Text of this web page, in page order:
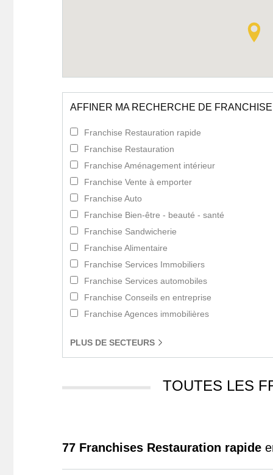
AFFINER MA RECHERCHE DE
Franchise Restauration rapide
Franchise Restauration
Franchise Aménagement intérieur
Franchise Vente à emporter
Franchise Auto
Franchise Bien-être - beauté - santé
Franchise Sandwicherie
Franchise Alimentaire
Franchise Services Immobiliers
Franchise Services automobiles
Franchise Conseils en entreprise
Franchise Agences immobilières
PLUS DE SECTEURS
TOUTES LES
77 Franchises Restauration rapide